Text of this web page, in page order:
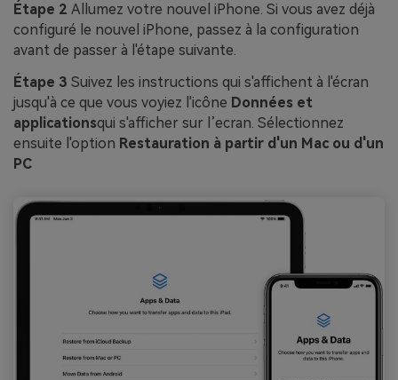
Étape 2 Allumez votre nouvel iPhone. Si vous avez déjà
configuré le nouvel iPhone, passez à la configuration
avant de passer à l'étape suivante.
Étape 3 Suivez les instructions qui s'affichent à l'écran
jusqu'à ce que vous voyiez l'icône Données et
applicationsqui s'afficher sur l’ecran. Sélectionnez
ensuite l'option Restauration à partir d'un Mac ou d'un
PC